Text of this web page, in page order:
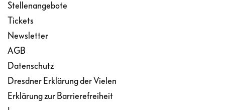
Stellenangebote
Tickets
Newsletter
AGB
Datenschutz
Dresdner Erklärung der Vielen
Erklärung zur Barrierefreiheit